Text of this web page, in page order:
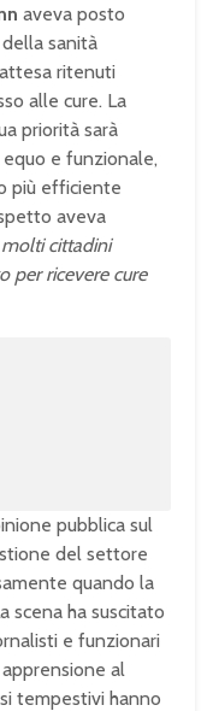
aveva posto
sanità
ritenuti
alle cure. La
priorità sarà
e funzionale,
più efficiente
aveva
molti cittadini
per ricevere cure
pubblica sul
del settore
quando la
scena ha suscitato
e funzionari
al
tempestivi hanno